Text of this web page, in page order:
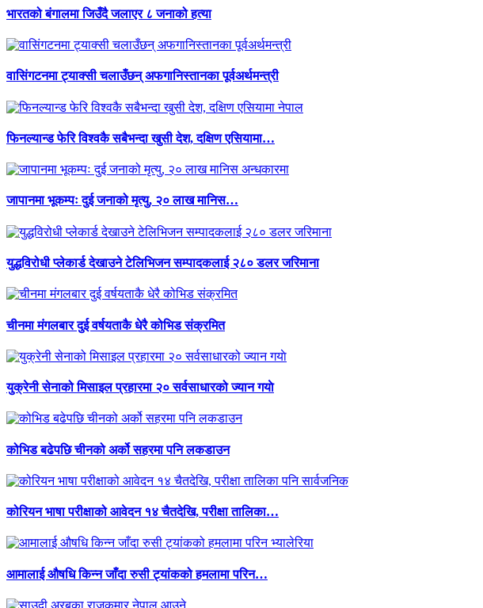
भारतको बंगालमा जिउँदै जलाएर ८ जनाको हत्या
वासिंगटनमा ट्याक्सी चलाउँछन् अफगानिस्तानका पूर्वअर्थमन्त्री
फिनल्यान्ड फेरि विश्वकै सबैभन्दा खुसी देश, दक्षिण एसियामा…
जापानमा भूकम्पः दुई जनाको मृत्यु, २० लाख मानिस…
युद्धविरोधी प्लेकार्ड देखाउने टेलिभिजन सम्पादकलाई २८० डलर जरिमाना
चीनमा मंगलबार दुई वर्षयताकै धेरै कोभिड संक्रमित
युक्रेनी सेनाको मिसाइल प्रहारमा २० सर्वसाधारको ज्यान गयाे
कोभिड बढेपछि चीनको अर्को सहरमा पनि लकडाउन
कोरियन भाषा परीक्षाको आवेदन १४ चैतदेखि, परीक्षा तालिका…
आमालाई औषधि किन्न जाँदा रुसी ट्यांकको हमलामा परिन…